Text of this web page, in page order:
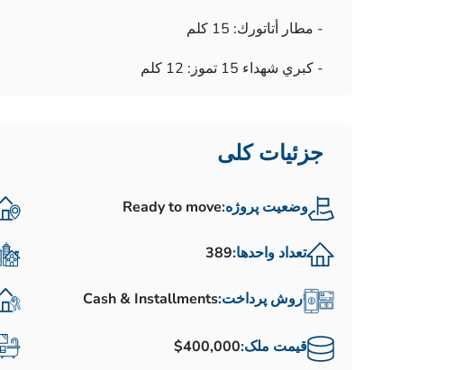
- مطار أتاتورك: 15 كلم
- كبري شهداء 15 تموز: 12 كلم
جزئیات کلی
وضعیت پروژه:Ready to move
تعداد واحدها:389
روش پرداخت:Cash & Installments
قیمت ملک:$400,000